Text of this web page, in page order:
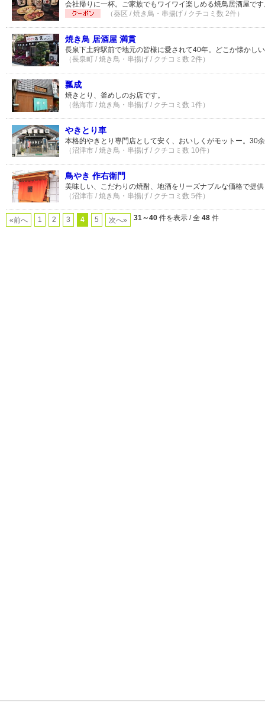
会社帰りに一杯。ご家族でもワイワイ楽しめる焼鳥居酒屋で
（葵区 / 焼き鳥・串揚げ / クチコミ数 2件）
焼き鳥 居酒屋 満貫
長泉下土狩駅前で地元の皆様に愛されて40年。どこか懐かし
（長泉町 / 焼き鳥・串揚げ / クチコミ数 2件）
瓢成
焼きとり、釜めしのお店です。
（熱海市 / 焼き鳥・串揚げ / クチコミ数 1件）
やきとり車
本格的やきとり専門店として安く、おいしくがモットー。30
（沼津市 / 焼き鳥・串揚げ / クチコミ数 10件）
鳥やき 作右衛門
美味しい、こだわりの焼酎、地酒をリーズナブルな価格で提
（沼津市 / 焼き鳥・串揚げ / クチコミ数 5件）
«前へ 1 2 3 4 5 次へ» 31～40 件を表示 / 全 48 件